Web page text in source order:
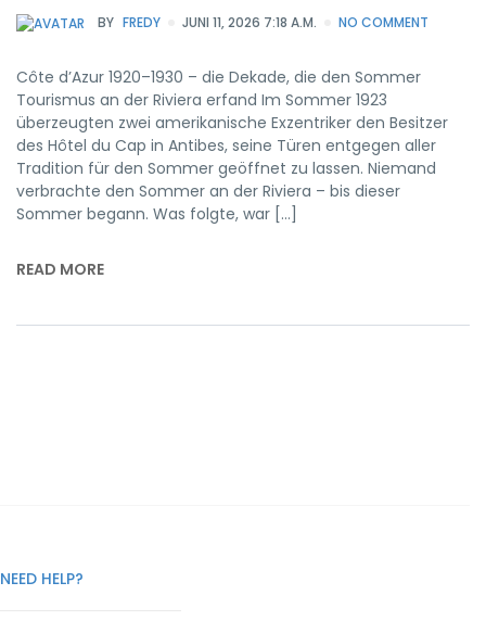
BY FREDY JUNI 11, 2026 7:18 A.M. NO COMMENT
Côte d’Azur 1920–1930 – die Dekade, die den Sommer
Tourismus an der Riviera erfand Im Sommer 1923
überzeugten zwei amerikanische Exzentriker den Besitzer
des Hôtel du Cap in Antibes, seine Türen entgegen aller
Tradition für den Sommer geöffnet zu lassen. Niemand
verbrachte den Sommer an der Riviera – bis dieser
Sommer begann. Was folgte, war […]
READ MORE
NEED HELP?